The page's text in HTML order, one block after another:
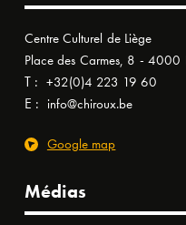
Centre Culturel de Liège
Place des Carmes, 8 - 4000
T : +32(0)4 223 19 60
E : info@chiroux.be
Google map
Médias